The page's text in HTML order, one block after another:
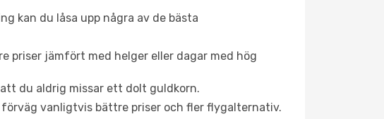
kan du låsa upp några av de bästa
priser jämfört med helger eller dagar med hög
du aldrig missar ett dolt guldkorn.
vanligtvis bättre priser och fler flygalternativ.